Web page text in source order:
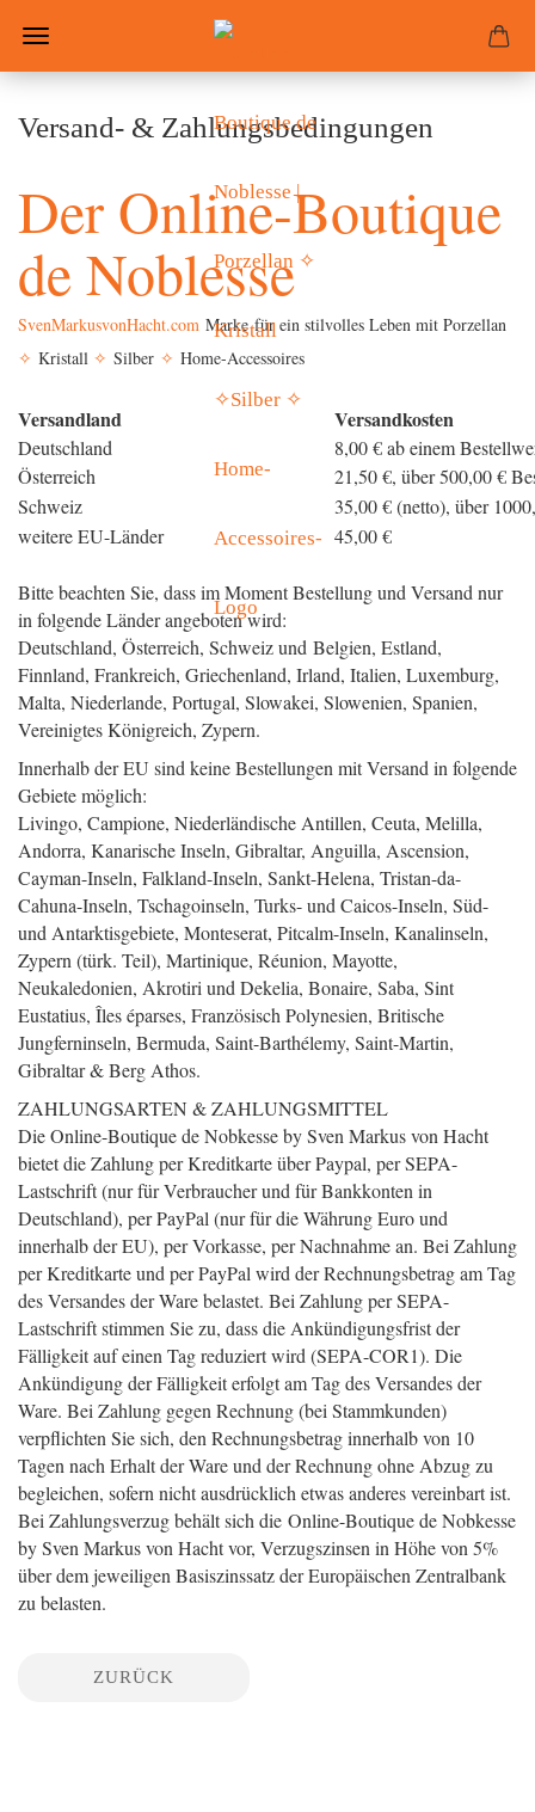
Versand- & Zahlungsbedingungen
Der Online-Boutique
de Noblesse
SvenMarkusvonHacht.com Marke für ein stilvolles Leben mit Porzellan
✧ Kristall ✧ Silber ✧ Home-Accessoires
Versandland Versandkosten
Deutschland
8,00 € ab einem
Österreich
21,50 €, über 500,00 €
Schweiz
35,00 € (netto), über
weitere EU-Länder
45,00 €
Bitte beachten Sie, dass im Moment Bestellung und Versand nur
in folgende Länder angeboten wird:
Deutschland, Österreich, Schweiz und Belgien, Estland,
Finnland, Frankreich, Griechenland, Irland, Italien, Luxemburg,
Malta, Niederlande, Portugal, Slowakei, Slowenien, Spanien,
Vereinigtes Königreich, Zypern.
Innerhalb der EU sind keine Bestellungen mit Versand in folgende
Gebiete möglich:
Livingo, Campione, Niederländische Antillen, Ceuta, Melilla,
Andorra, Kanarische Inseln, Gibraltar, Anguilla, Ascension,
Cayman-Inseln, Falkland-Inseln, Sankt-Helena, Tristan-da-
Cahuna-Inseln, Tschagoinseln, Turks- und Caicos-Inseln, Süd-
und Antarktisgebiete, Monteserat, Pitcalm-Inseln, Kanalinseln,
Zypern (türk. Teil), Martinique, Réunion, Mayotte,
Neukaledonien, Akrotiri und Dekelia, Bonaire, Saba, Sint
Eustatius, Îles éparses, Französisch Polynesien, Britische
Jungferninseln, Bermuda, Saint-Barthélemy, Saint-Martin,
Gibraltar & Berg Athos.
ZAHLUNGSARTEN & ZAHLUNGSMITTEL
Die Online-Boutique de Nobkesse by Sven Markus von Hacht
bietet die Zahlung per Kreditkarte über Paypal, per SEPA-
Lastschrift (nur für Verbraucher und für Bankkonten in
Deutschland), per PayPal (nur für die Währung Euro und
innerhalb der EU), per Vorkasse, per Nachnahme an. Bei Zahlung
per Kreditkarte und per PayPal wird der Rechnungsbetrag am Tag
des Versandes der Ware belastet. Bei Zahlung per SEPA-
Lastschrift stimmen Sie zu, dass die Ankündigungsfrist der
Fälligkeit auf einen Tag reduziert wird (SEPA-COR1). Die
Ankündigung der Fälligkeit erfolgt am Tag des Versandes der
Ware. Bei Zahlung gegen Rechnung (bei Stammkunden)
verpflichten Sie sich, den Rechnungsbetrag innerhalb von 10
Tagen nach Erhalt der Ware und der Rechnung ohne Abzug zu
begleichen, sofern nicht ausdrücklich etwas anderes vereinbart ist.
Bei Zahlungsverzug behält sich die Online-Boutique de Nobkesse
by Sven Markus von Hacht vor, Verzugszinsen in Höhe von 5%
über dem jeweiligen Basiszinssatz der Europäischen Zentralbank
zu belasten.
ZURÜCK